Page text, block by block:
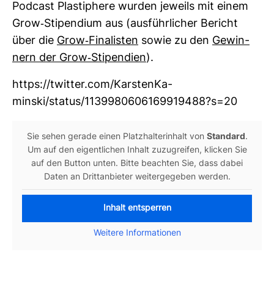
Pod­cast Plas­ti­phere wurden jeweils mit einem
Grow-​Sti­pen­dium aus (aus­führ­li­cher Bericht
über die Grow-​Fina­listen sowie zu den Gewin­
nern der Grow-​Sti­pen­dien).
https://twitter.com/Kars­ten­Ka­
minski/status/1139980606169919488?s=20
Sie sehen gerade einen Platz­hal­ter­in­halt von Stan­dard .
Um auf den eigent­li­chen Inhalt zuzu­greifen, kli­cken Sie
auf den Button unten. Bitte beachten Sie, dass dabei
Daten an Dritt­an­bieter wei­ter­ge­geben werden.
Inhalt entsperren
Wei­tere Infor­ma­tionen